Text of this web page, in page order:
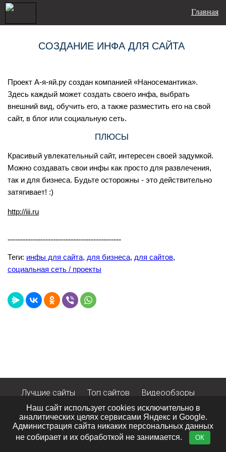
Главная
СОЗДАНИЕ ИНФА ДЛЯ САЙТА
Проект А-я-яй.ру создан компанией «Наносемантика».
Здесь каждый может создать своего инфа, выбрать
внешний вид, обучить его, а также разместить его на свой
сайт, в блог или социальную сеть.
ПЛЮСЫ
Красивый увлекательный сайт, интересен своей задумкой.
Можно создавать свои инфы как просто для развлечения,
так и для бизнеса. Будьте осторожны - это действительно
затягивает! :)
http://iii.ru
---------------------------------------------
Теги: инфы для сайта, для бизнеса, для сайтов,
социальная сеть / проекты
Лучшие сайты Топ сайтов
Видеообзоры
Интересное в сети
Блог портала
Контакты
© 2011 - 2026· big-big.ru · Политика конфиденциальности
Наш сайт использует cookies исключительно в
аналитических целях сервисами Яндекс и Google.
Администрация сайта никаких персональных данных
не собирает и их обработкой не занимается.
ОК